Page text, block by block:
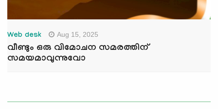
Web desk Aug 15, 2025
വീണ്ടും ഒരു വിമോചന സമരത്തിന്
സമയമാവുന്നുവോ